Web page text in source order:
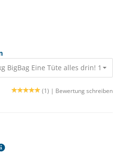
BigBag Eine Tüte alles drin!
(1) | Bewertung schreiben